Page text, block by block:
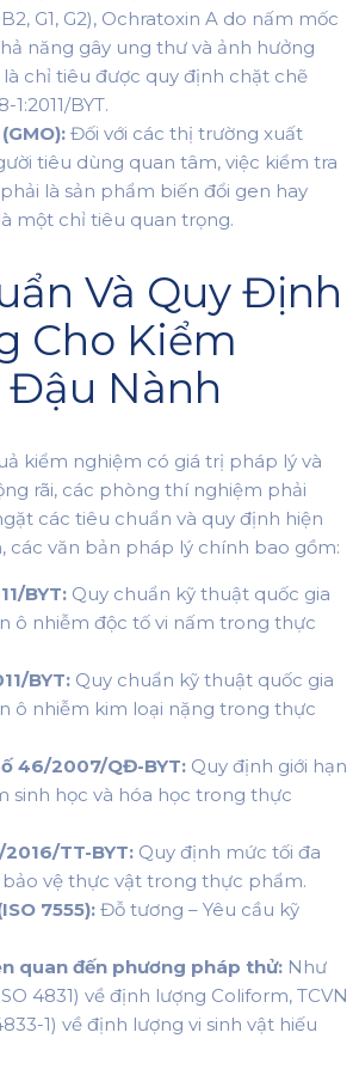
G1, G2), Ochratoxin A do nấm mốc
năng gây ung thư và ảnh hưởng
chỉ tiêu được quy định chặt chẽ
BYT.
Đối với các thị trường xuất
tiêu dùng quan tâm, việc kiểm tra
là sản phẩm biến đổi gen hay
một chỉ tiêu quan trọng.
Và Quy Định
Cho Kiểm
Nành
kiểm nghiệm có giá trị pháp lý và
rãi, các phòng thí nghiệm phải
các tiêu chuẩn và quy định hiện
các văn bản pháp lý chính bao gồm:
BYT: Quy chuẩn kỹ thuật quốc gia
ô nhiễm độc tố vi nấm trong thực
BYT: Quy chuẩn kỹ thuật quốc gia
ô nhiễm kim loại nặng trong thực
46/2007/QĐ-BYT: Quy định giới hạn
sinh học và hóa học trong thực
TT-BYT: Quy định mức tối đa
vệ thực vật trong thực phẩm.
7555): Đỗ tương – Yêu cầu kỹ
quan đến phương pháp thử: Như
4831) về định lượng Coliform, TCVN
1) về định lượng vi sinh vật hiếu